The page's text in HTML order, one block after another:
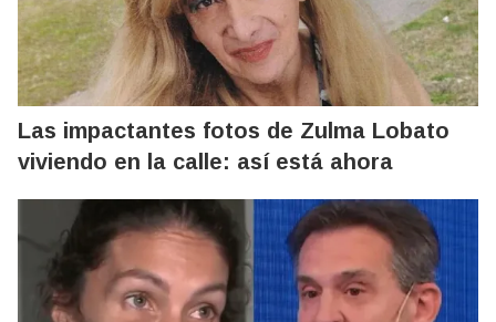
Las impactantes fotos de Zulma Lobato
viviendo en la calle: así está ahora